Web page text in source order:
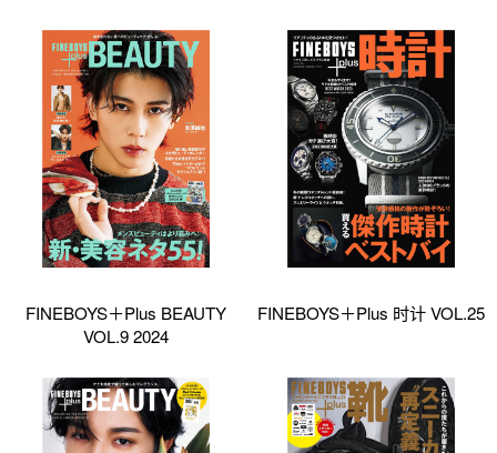
FINEBOYS＋Plus BEAUTY
VOL.9 2024
FINEBOYS＋Plus 时计 VOL.25